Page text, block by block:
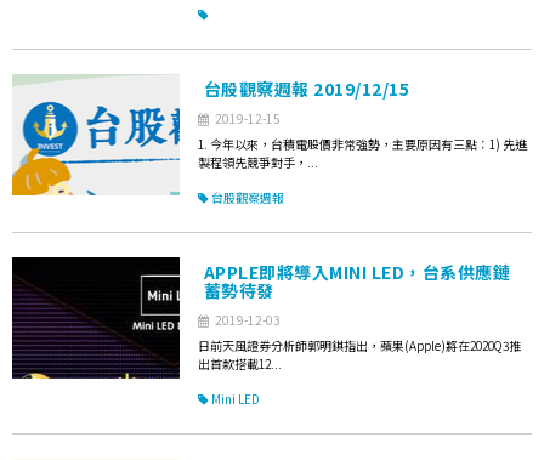
台股觀察週報 2019/12/15
2019-12-15
1. 今年以來，台積電股價非常強勢，主要原因有三點：1) 先進
製程領先競爭對手，...
台股觀察週報
APPLE即將導入MINI LED，台系供應鏈
蓄勢待發
2019-12-03
日前天風證券分析師郭明錤指出，蘋果(Apple)將在2020Q3推
出首款搭載12...
Mini LED